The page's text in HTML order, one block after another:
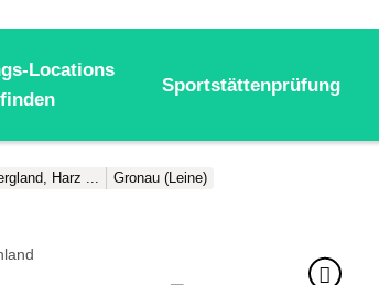
Locations
finden
Sportstättenprüfung
Harz ... Gronau (Leine)